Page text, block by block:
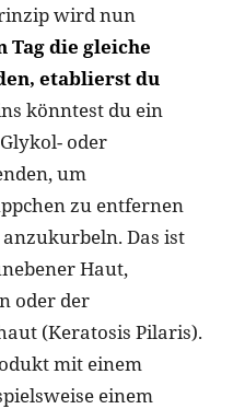
wird nun
Tag die gleiche
etablierst du
könntest du ein
oder
um
zu entfernen
Das ist
Haut,
oder der
(Keratosis Pilaris).
mit einem
einem